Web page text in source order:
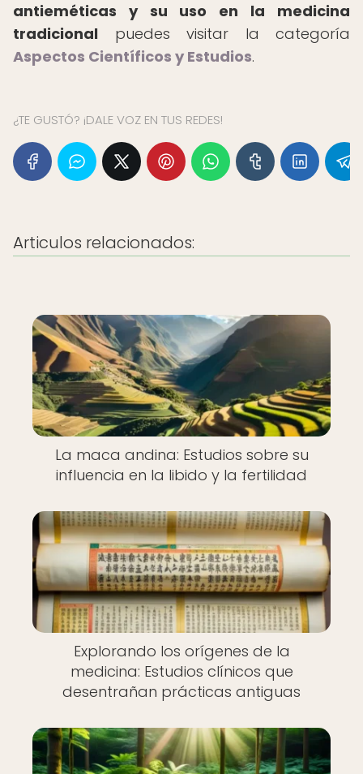
antieméticas y su uso en la medicina
tradicional puedes visitar la categoría
Aspectos Científicos y Estudios.
¿TE GUSTÓ? ¡DALE VOZ EN TUS REDES!
Articulos relacionados:
La maca andina: Estudios sobre su
influencia en la libido y la fertilidad
Explorando los orígenes de la
medicina: Estudios clínicos que
desentrañan prácticas antiguas